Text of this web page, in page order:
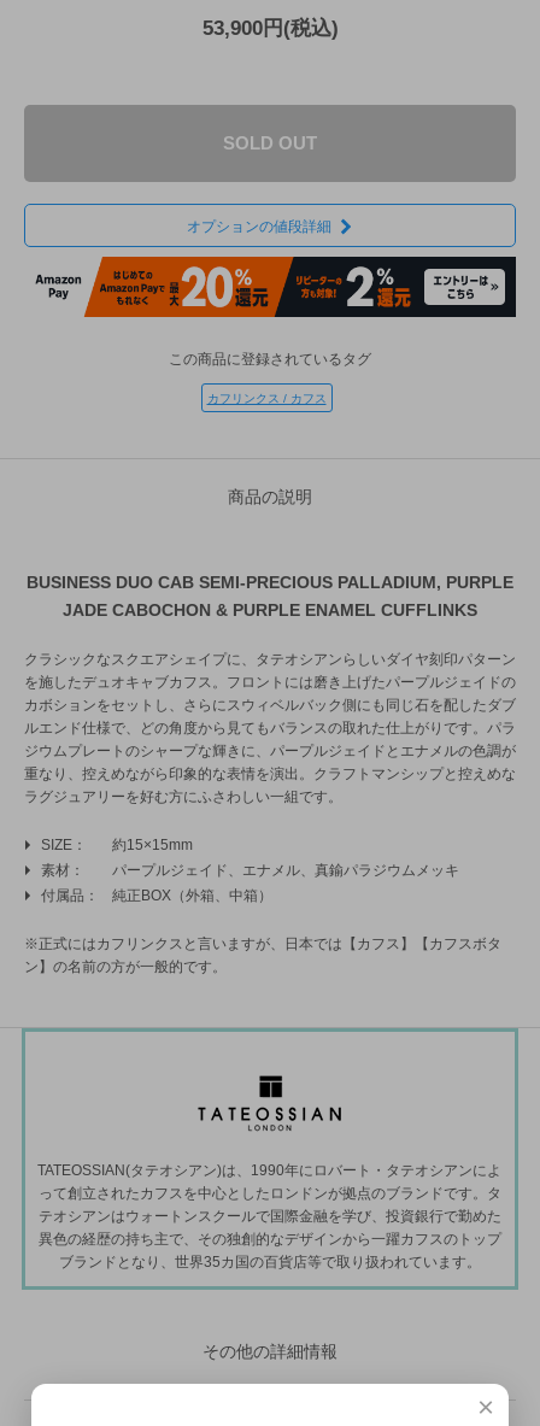
53,900円(税込)
SOLD OUT
オプションの値段詳細
この商品に登録されているタグ
カフリンクス / カフス
商品の説明
BUSINESS DUO CAB SEMI-PRECIOUS PALLADIUM, PURPLE
JADE CABOCHON & PURPLE ENAMEL CUFFLINKS
クラシックなスクエアシェイプに、タテオシアンらしいダイヤ刻印パターン
を施したデュオキャブカフス。フロントには磨き上げたパープルジェイドの
カボションをセットし、さらにスウィベルバック側にも同じ石を配したダブ
ルエンド仕様で、どの角度から見てもバランスの取れた仕上がりです。パラ
ジウムプレートのシャープな輝きに、パープルジェイドとエナメルの色調が
重なり、控えめながら印象的な表情を演出。クラフトマンシップと控えめな
ラグジュアリーを好む方にふさわしい一組です。
SIZE
約15×15mm
素材
パープルジェイド、エナメル、真鍮パラジウムメッキ
付属品
純正BOX（外箱、中箱）
※正式にはカフリンクスと言いますが、日本では【カフス】【カフスボタ
ン】の名前の方が一般的です。
TATEOSSIAN(タテオシアン)は、1990年にロバート・タテオシアンによ
って創立されたカフスを中心としたロンドンが拠点のブランドです。タ
テオシアンはウォートンスクールで国際金融を学び、投資銀行で勤めた
異色の経歴の持ち主で、その独創的なデザインから一躍カフスのトップ
ブランドとなり、世界35カ国の百貨店等で取り扱われています。
その他の詳細情報
×